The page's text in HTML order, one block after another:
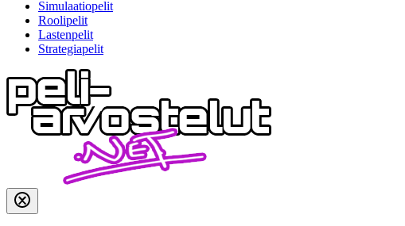
Simulaatiopelit
Roolipelit
Lastenpelit
Strategiapelit